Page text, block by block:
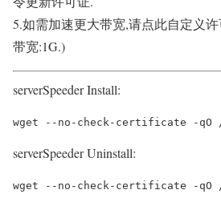
5.如需加速更大带宽,请点此自定义
带宽:1G.)
serverSpeeder Install:
serverSpeeder Uninstall: